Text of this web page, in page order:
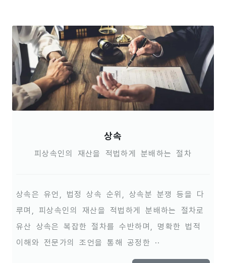
상속
피상속인의 재산을 적법하게 분배하는 절차
상속은 유언, 법정 상속 순위, 상속분 분쟁 등을 다
루며, 피상속인의 재산을 적법하게 분배하는 절차로
유산 상속은 복잡한 절차를 수반하며, 명확한 법적
이해와 전문가의 조언을 통해 공정한 ··